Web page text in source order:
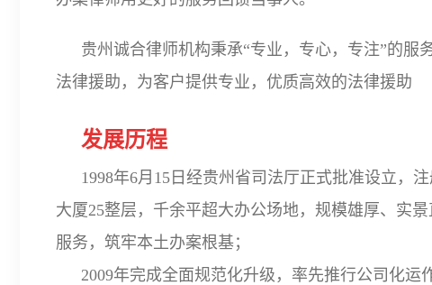
贵州诚合律师机构秉承“专业，专心，专注”的
法律援助，为客户提供专业，优质高效的法律援助
发展历程
1998年6月15日经贵州省司法厅正式批准设立，
大厦25整层，千余平超大办公场地，规模雄厚、实
服务，筑牢本土办案根基；
2009年完成全面规范化升级，率先推行公司化